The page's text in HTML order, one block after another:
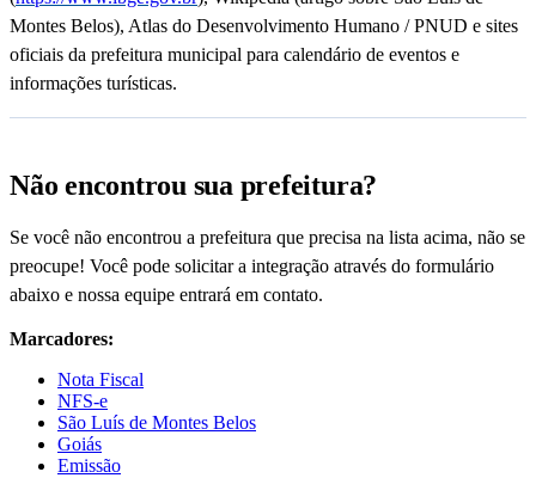
Montes Belos), Atlas do Desenvolvimento Humano / PNUD e sites
oficiais da prefeitura municipal para calendário de eventos e
informações turísticas.
Não encontrou sua prefeitura?
Se você não encontrou a prefeitura que precisa na lista acima, não se
preocupe! Você pode solicitar a integração através do formulário
abaixo e nossa equipe entrará em contato.
Marcadores:
Nota Fiscal
NFS-e
São Luís de Montes Belos
Goiás
Emissão